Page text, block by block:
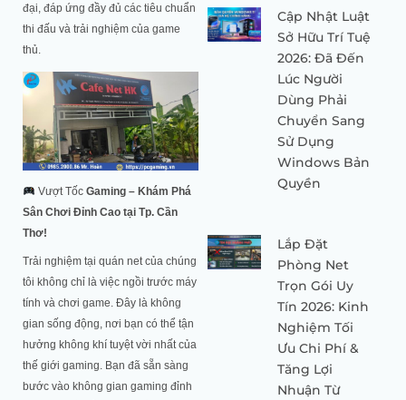
đại, đáp ứng đầy đủ các tiêu chuẩn
thi đấu và trải nghiệm của game
thủ.
Vượt TốcGaming – Khám Phá
Sân Chơi Đỉnh Cao tại Tp. Cần
Thơ!
Trải nghiệm tại quán net của chúng
tôi không chỉ là việc ngồi trước máy
tính và chơi game. Đây là không
gian sống động, nơi bạn có thể tận
hưởng không khí tuyệt vời nhất của
thế giới gaming. Bạn đã sẵn sàng
bước vào không gian gaming đỉnh
Cập Nhật Luật
Sở Hữu Trí Tuệ
2026: Đã Đến
Lúc Người
Dùng Phải
Chuyển Sang
Sử Dụng
Windows Bản
Quyền
Lắp Đặt
Phòng Net
Trọn Gói Uy
Tín 2026: Kinh
Nghiệm Tối
Ưu Chi Phí &
Tăng Lợi
Nhuận Từ